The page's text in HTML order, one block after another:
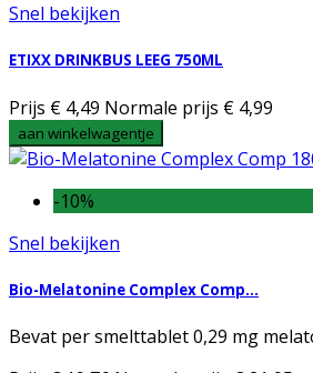
Snel bekijken
ETIXX DRINKBUS LEEG 750ML
Prijs € 4,49 Normale prijs € 4,99
aan winkelwagentje
-10%
Snel bekijken
Bio-Melatonine Complex Comp...
Bevat per smelttablet 0,29 mg